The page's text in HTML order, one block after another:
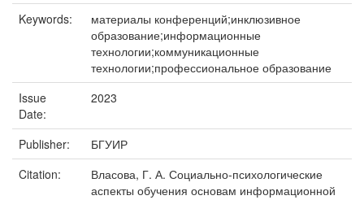
Keywords:
материалы конференций;инклюзивное
образование;информационные
технологии;коммуникационные
технологии;профессиональное образование
Issue
Date:
2023
Publisher:
БГУИР
Citation:
Власова, Г. А. Социально-психологические
аспекты обучения основам информационной